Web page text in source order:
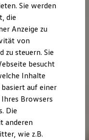
und Updates
ID.
Sie werden
die
Anzeige zu
von
zu steuern. Sie
besucht
Inhalte
auf einer
Browsers
Die
anderen
wie z.B.